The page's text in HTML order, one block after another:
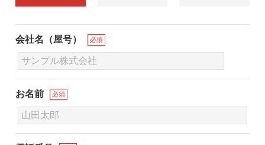
会社名（屋号） 必須
お名前 必須